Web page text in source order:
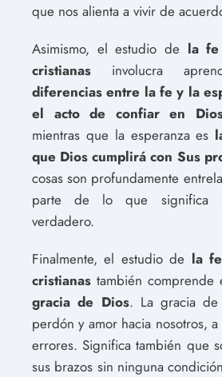
que nos alienta a vivir de
Asimismo, el estudio de la
cristianas involucra
diferencias entre la fe y la
el acto de confiar en
mientras que la esperanza es
que Dios cumplirá con Sus
cosas son profundamente
parte de lo que significa
verdadero.
Finalmente, el estudio de la
cristianas también comprende
gracia de Dios. La gracia de
perdón y amor hacia nosotros,
errores. Significa también que
sus brazos sin ninguna